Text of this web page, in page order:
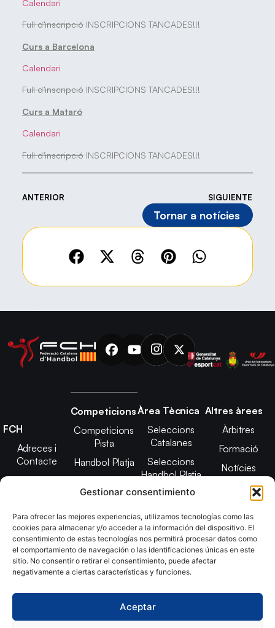
Gestionar consentimiento
Para ofrecer las mejores experiencias, utilizamos tecnologías como las
cookies para almacenar y/o acceder a la información del dispositivo. El
consentimiento de estas tecnologías nos permitirá procesar datos como
el comportamiento de navegación o las identificaciones únicas en este
sitio. No consentir o retirar el consentimiento, puede afectar
negativamente a ciertas características y funciones.
Aceptar
Calendari
Full d’inscripcióINSCRIPCIONS TANCADES!!!
Curs a Barcelona
Calendari
Full d’inscripcióINSCRIPCIONS TANCADES!!!
Curs a Mataró
Calendari
Full d’inscripcióINSCRIPCIONS TANCADES!!!
ANTERIOR SIGUIENTE
Tornar a notícies
FCH
Adreces i
Contacte
Junta Directiva
2025
Estatuts
Transparència
Imatge
Competicions
Competicions
Pista
Handbol Platja
Àrea Tècnica
Seleccions
Catalanes
Seleccions
Handbol Platja
Tecnificació
CATH
Promoció
Altres àrees
Àrbitres
Formació
Notícies
Adreces de
contacte
Copyright © 2024, Federació Catalana d´Handbol. Desarrollado